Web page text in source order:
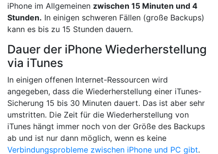
iPhone im Allgemeinen zwischen 15 Minuten und 4
Stunden. In einigen schweren Fällen (große Backups)
kann es bis zu 15 Stunden dauern.
Dauer der iPhone Wiederherstellung
via iTunes
In einigen offenen Internet-Ressourcen wird
angegeben, dass die Wiederherstellung einer iTunes-
Sicherung 15 bis 30 Minuten dauert. Das ist aber sehr
umstritten. Die Zeit für die Wiederherstellung von
iTunes hängt immer noch von der Größe des Backups
ab und ist nur dann möglich, wenn es keine
Verbindungsprobleme zwischen iPhone und PC gibt.